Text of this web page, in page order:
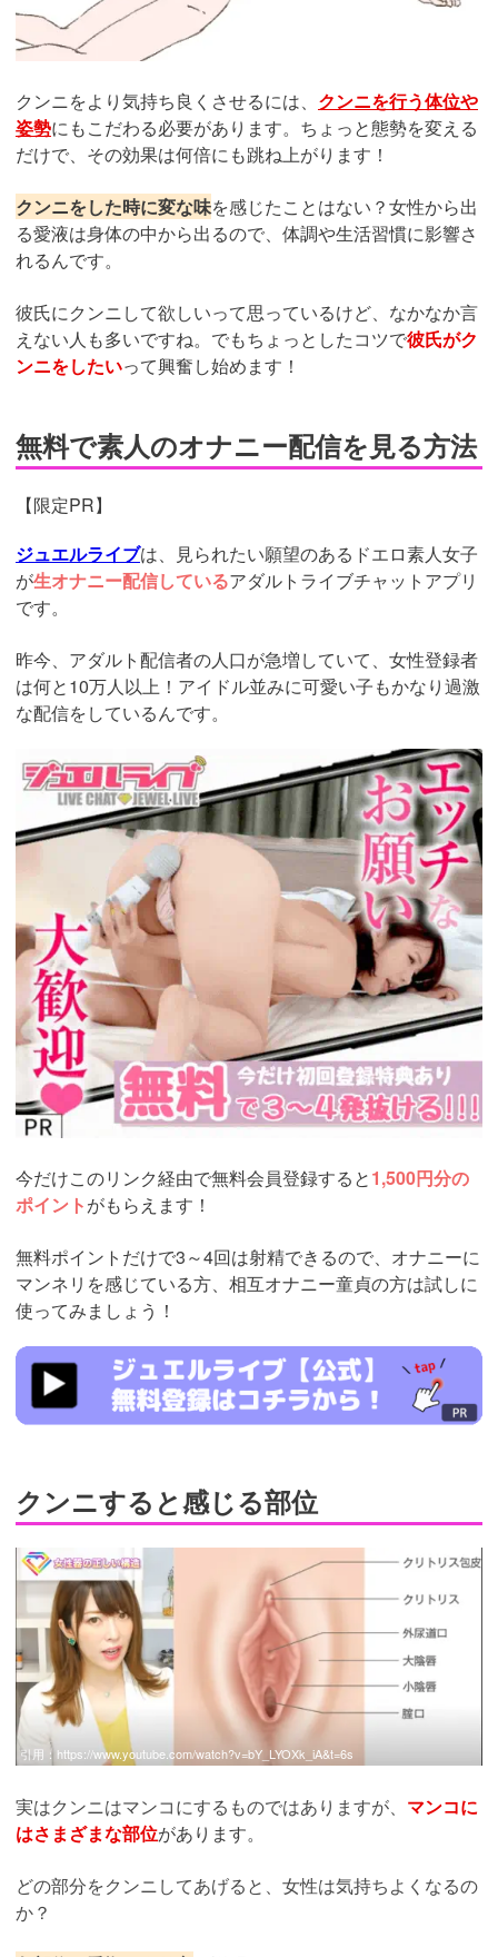
クンニをより気持ち良くさせるには、 クンニを行う体位や
姿勢にもこだわる必要があります。ちょっと態勢を変える
だけで、その効果は何倍にも跳ね上がります！
クンニをした時に変な味を感じたことはない？女性から出
る愛液は身体の中から出るので、体調や生活習慣に影響さ
れるんです。
彼氏にクンニして欲しいって思っているけど、なかなか言
えない人も多いですね。でもちょっとしたコツで彼氏がク
ンニをしたいって興奮し始めます！
無料で素人のオナニー配信を見る方法
【限定PR】
ジュエルライブは、見られたい願望のあるドエロ素人女子
が生オナニー配信しているアダルトライブチャットアプリ
です。
昨今、アダルト配信者の人口が急増していて、女性登録者
は何と10万人以上！アイドル並みに可愛い子もかなり過激
な配信をしているんです。
https://www.j-
live.tv/LiveChat/acs.php?
si=jwchatt&pid=MLA5661_0003&pa=lp33.php
今だけこのリンク経由で無料会員登録すると1,500円分の
ポイントがもらえます！
無料ポイントだけで3～4回は射精できるので、オナニーに
マンネリを感じている方、相互オナニー童貞の方は試しに
使ってみましょう！
https://www.j-
live.tv/LiveChat/acs.php?
si=jwchatt&pid=MLA5661_0003&pa=lp33.php
クンニすると感じる部位
引用： https://www.youtube.com/watch?v=bY_LYOXk_iA&t=6s
実はクンニはマンコにするものではありますが、 マンコに
はさまざまな部位があります。
どの部分をクンニしてあげると、女性は気持ちよくなるの
か？